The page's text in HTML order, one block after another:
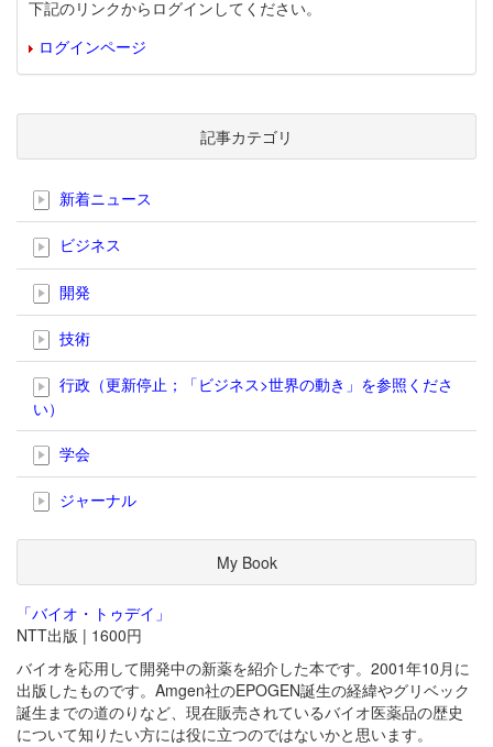
下記のリンクからログインしてください。
ログインページ
記事カテゴリ
新着ニュース
ビジネス
開発
技術
行政（更新停止；「ビジネス>世界の動き」を参照くださ
い）
学会
ジャーナル
My Book
「バイオ・トゥデイ」
NTT出版 | 1600円
バイオを応用して開発中の新薬を紹介した本です。2001年10月に
出版したものです。Amgen社のEPOGEN誕生の経緯やグリベック
誕生までの道のりなど、現在販売されているバイオ医薬品の歴史
について知りたい方には役に立つのではないかと思います。